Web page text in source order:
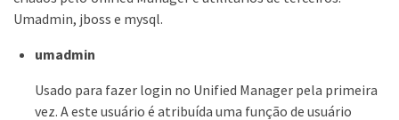
Umadmin, jboss e mysql.
umadmin
Usado para fazer login no Unified Manager pela primeira
vez. A este usuário é atribuída uma função de usuário